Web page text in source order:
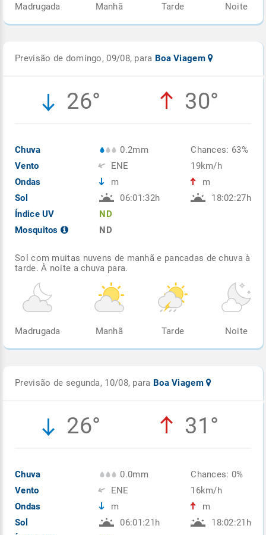
Madrugada Manhã Tarde Noite
Previsão de domingo, 09/08, para Boa Viagem
26° 30°
Chuva
Vento
Ondas
Sol
Índice UV
Mosquitos
0.2mm
ENE
m
06:01:32h
ND
ND
Chances: 63%
19km/h
m
18:02:27h
Sol com muitas nuvens de manhã e pancadas de chuva à
tarde. À noite a chuva para.
Madrugada Manhã Tarde Noite
Previsão de segunda, 10/08, para Boa Viagem
26° 31°
Chuva
Vento
Ondas
Sol
0.0mm
ENE
m
06:01:21h
Chances: 0%
16km/h
m
18:02:21h